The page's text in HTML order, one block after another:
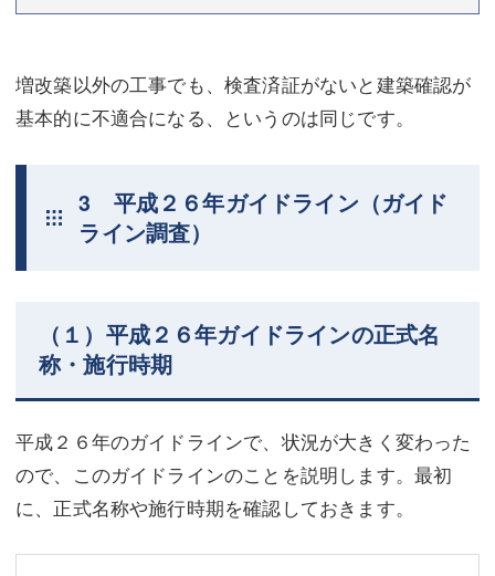
増改築以外の工事でも、検査済証がないと建築確認が
基本的に不適合になる、というのは同じです。
3 平成２６年ガイドライン（ガイド
ライン調査）
（１）平成２６年ガイドラインの正式名
称・施行時期
平成２６年のガイドラインで、状況が大きく変わった
ので、このガイドラインのことを説明します。最初
に、正式名称や施行時期を確認しておきます。